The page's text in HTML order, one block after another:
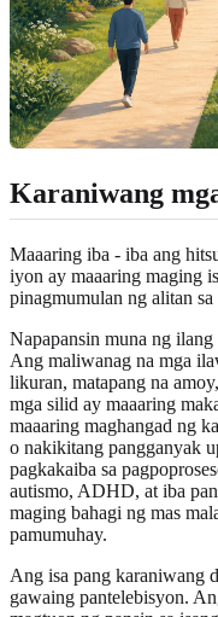
Karaniwang
Maaaring iba - iba ang
iyon ay maaaring maging
pinagmumulan ng alitan
Napapansin muna ng
Ang maliwanag na mga
likuran, matapang na
mga silid ay maaaring
maaaring maghangad ng
o nakikitang pangganyak
pagkakaiba sa
autismo, ADHD, at iba
maging bahagi ng mas
pamumuhay.
Ang isa pang karaniwang
gawaing pantelebisyon.